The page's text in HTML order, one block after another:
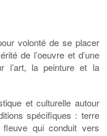
volonté de se placer
de l’oeuvre et d’une
l’art, la peinture et la
et culturelle autour
spécifiques : terre
qui conduit vers